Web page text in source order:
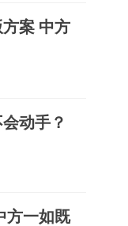
案 中方
动手？
方一如既